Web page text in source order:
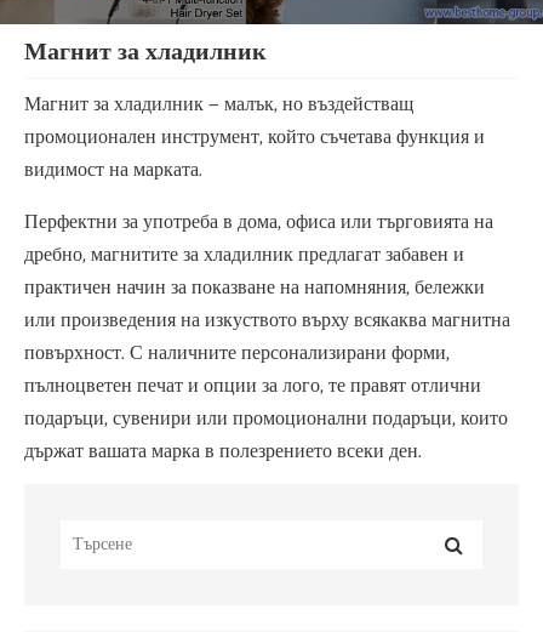
Магнит за хладилник
Магнит за хладилник — малък, но въздействащ
промоционален инструмент, който съчетава функция и
видимост на марката.
Перфектни за употреба в дома, офиса или търговията на
дребно, магнитите за хладилник предлагат забавен и
практичен начин за показване на напомняния, бележки
или произведения на изкуството върху всякаква магнитна
повърхност. С наличните персонализирани форми,
пълноцветен печат и опции за лого, те правят отлични
подаръци, сувенири или промоционални подаръци, които
държат вашата марка в полезрението всеки ден.